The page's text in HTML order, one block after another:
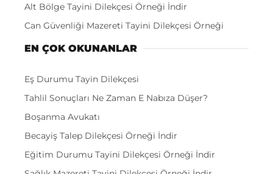
Alt Bölge Tayini Dilekçesi Örneği İndir
Can Güvenliği Mazereti Tayini Dilekçesi Örneği
EN ÇOK OKUNANLAR
Eş Durumu Tayin Dilekçesi
Tahlil Sonuçları Ne Zaman E Nabıza Düşer?
Boşanma Avukatı
Becayiş Talep Dilekçesi Örneği İndir
Eğitim Durumu Tayini Dilekçesi Örneği İndir